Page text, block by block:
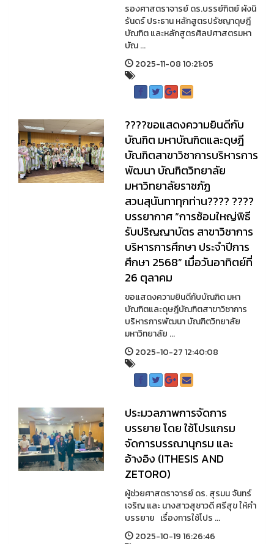
รองศาสตราจารย์ ดร.บรรย์ฑิตย์ ผังนิ
รันดร์ ประธาน หลักสูตรปรัชญาดุษฎี
บัณฑิต และหลักสูตรศิลปศาสตรมหา
บัณ ...
2025-11-08 10:21:05
????ขอแสดงความยินดีกับ
บัณฑิต มหาบัณฑิตและดุษฎี
บัณฑิตสาขาวิชาการบริหารการ
พัฒนา บัณฑิตวิทยาลัย
มหาวิทยาลัยราชภัฏ
สวนสุนันทาทุกท่าน???? ????
บรรยากาศ “การซ้อมใหญ่พิธี
รับปริญญาบัตร สาขาวิชาการ
บริหารการศึกษา ประจำปีการ
ศึกษา 2568” เมื่อวันอาทิตย์ที่
26 ตุลาคม
ขอแสดงความยินดีกับบัณฑิต มหา
บัณฑิตและดุษฎีบัณฑิตสาขาวิชาการ
บริหารการพัฒนา บัณฑิตวิทยาลัย
มหาวิทยาลัย ...
2025-10-27 12:40:08
ประมวลภาพการจัดการ
บรรยาย โดย ใช้โปรแกรม
จัดการบรรณานุกรม และ
อ้างอิง (ITHESIS AND
ZETORO)
ผู้ช่วยศาสตราจารย์ ดร. สุรมน จันทร์
เจริญ และ นางสาวสุชาวดี ศรีสุข ให้คำ
บรรยาย เรื่องการใช้โปร ...
2025-10-19 16:26:46